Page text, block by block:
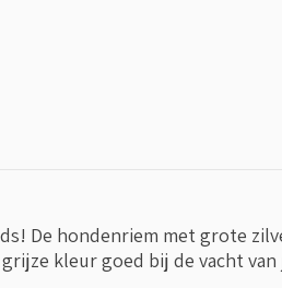
De hondenriem met grote
kleur goed bij de vacht